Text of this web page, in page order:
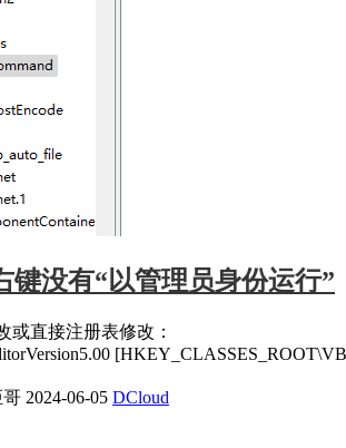
键没有“以管理员身份运行”
或直接注册表修改：
哥 2024-06-05 DCloud